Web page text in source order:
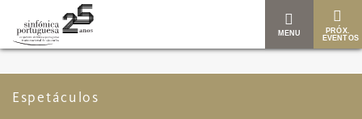
MENU
PRÓX.
EVENTOS
Espetáculos